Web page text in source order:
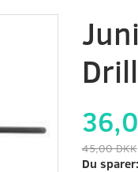
45,00 DKK
Du sparer: